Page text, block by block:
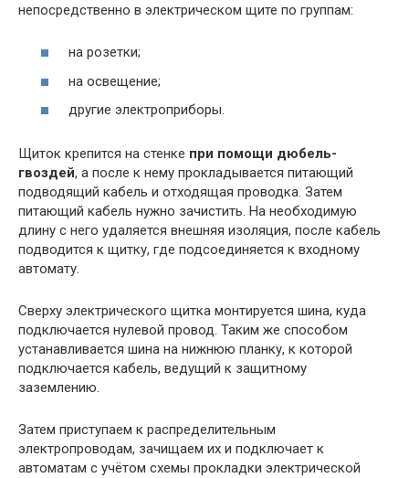
непосредственно в электрическом щите по группам:
на розетки;
на освещение;
другие электроприборы.
Щиток крепится на стенке при помощи дюбель-
гвоздей, а после к нему прокладывается питающий
подводящий кабель и отходящая проводка. Затем
питающий кабель нужно зачистить. На необходимую
длину с него удаляется внешняя изоляция, после кабель
подводится к щитку, где подсоединяется к входному
автомату.
Сверху электрического щитка монтируется шина, куда
подключается нулевой провод. Таким же способом
устанавливается шина на нижнюю планку, к которой
подключается кабель, ведущий к защитному
заземлению.
Затем приступаем к распределительным
электропроводам, зачищаем их и подключает к
автоматам с учётом схемы прокладки электрической